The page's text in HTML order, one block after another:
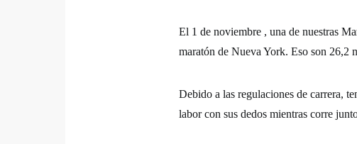
El 1 de noviembre , una de nuestras
maratón de Nueva York. Eso son 26,2
Debido a las regulaciones de carrera,
labor con sus dedos mientras corre